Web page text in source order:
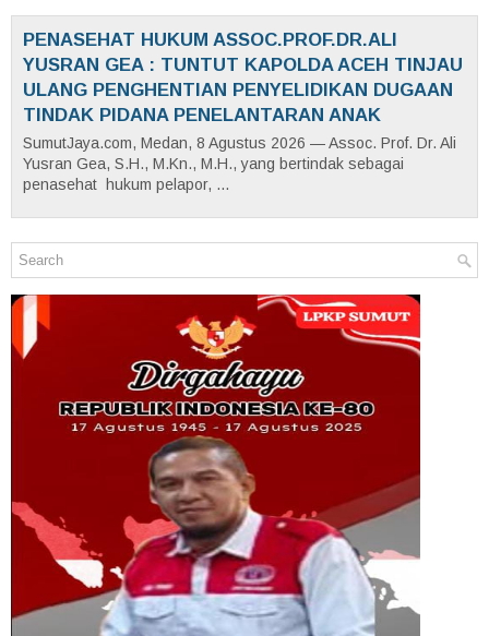
PENASEHAT HUKUM ASSOC.PROF.DR.ALI
YUSRAN GEA : TUNTUT KAPOLDA ACEH TINJAU
ULANG PENGHENTIAN PENYELIDIKAN DUGAAN
TINDAK PIDANA PENELANTARAN ANAK
SumutJaya.com, Medan, 8 Agustus 2026 — Assoc. Prof. Dr. Ali
Yusran Gea, S.H., M.Kn., M.H., yang bertindak sebagai
penasehat hukum pelapor, ...